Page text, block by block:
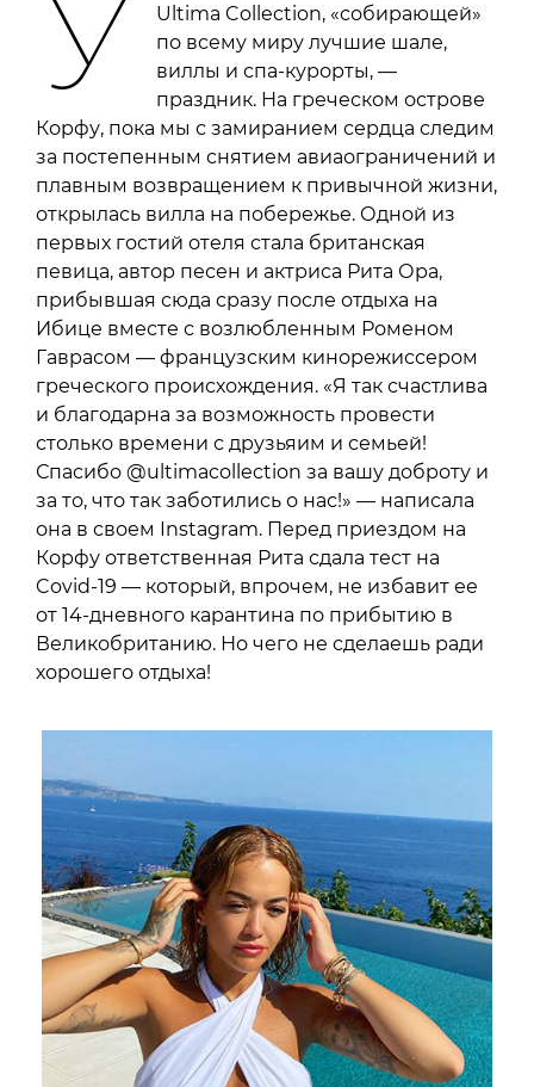
Ultima Collection, «собирающей»
по всему миру лучшие шале,
виллы и спа-курорты, —
праздник. На греческом острове
Корфу, пока мы с замиранием сердца следим
за постепенным снятием авиаограничений и
плавным возвращением к привычной жизни,
открылась вилла на побережье. Одной из
первых гостий отеля стала британская
певица, автор песен и актриса Рита Ора,
прибывшая сюда сразу после отдыха на
Ибице вместе с возлюбленным Роменом
Гаврасом — французским кинорежиссером
греческого происхождения. «Я так счастлива
и благодарна за возможность провести
столько времени с друзьяим и семьей!
Спасибо @ultimacollection за вашу доброту и
за то, что так заботились о нас!» — написала
она в своем Instagram. Перед приездом на
Корфу ответственная Рита сдала тест на
Covid-19 — который, впрочем, не избавит ее
от 14-дневного карантина по прибытию в
Великобританию. Но чего не сделаешь ради
хорошего отдыха!